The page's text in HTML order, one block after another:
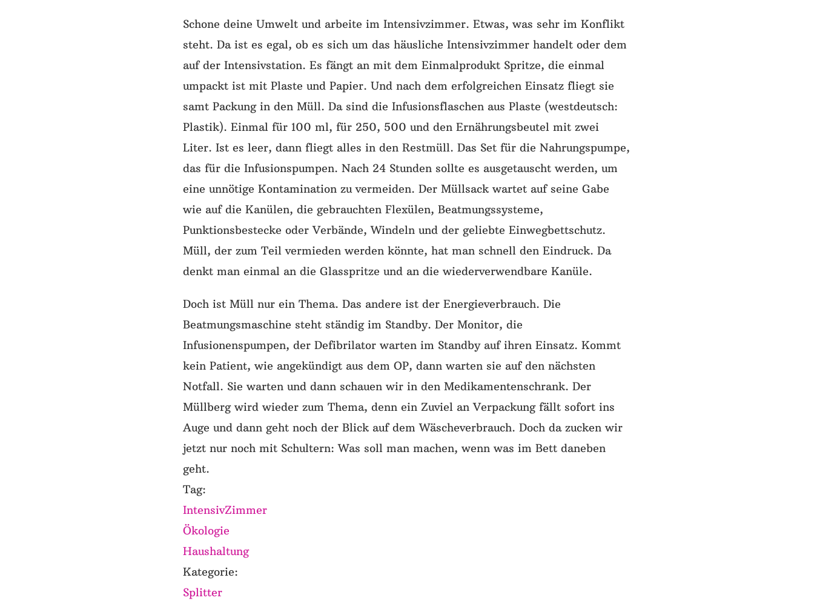
Schone deine Umwelt und arbeite im Intensivzimmer. Etwas, was sehr im Konflikt
steht. Da ist es egal, ob es sich um das häusliche Intensivzimmer handelt oder dem
auf der Intensivstation. Es fängt an mit dem Einmalprodukt Spritze, die einmal
umpackt ist mit Plaste und Papier. Und nach dem erfolgreichen Einsatz fliegt sie
samt Packung in den Müll. Da sind die Infusionsflaschen aus Plaste (westdeutsch:
Plastik). Einmal für 100 ml, für 250, 500 und den Ernährungsbeutel mit zwei
Liter. Ist es leer, dann fliegt alles in den Restmüll. Das Set für die Nahrungspumpe,
das für die Infusionspumpen. Nach 24 Stunden sollte es ausgetauscht werden, um
eine unnötige Kontamination zu vermeiden. Der Müllsack wartet auf seine Gabe
wie auf die Kanülen, die gebrauchten Flexülen, Beatmungssysteme,
Punktionsbestecke oder Verbände, Windeln und der geliebte Einwegbettschutz.
Müll, der zum Teil vermieden werden könnte, hat man schnell den Eindruck. Da
denkt man einmal an die Glasspritze und an die wiederverwendbare Kanüle.
Doch ist Müll nur ein Thema. Das andere ist der Energieverbrauch. Die
Beatmungsmaschine steht ständig im Standby. Der Monitor, die
Infusionenspumpen, der Defibrilator warten im Standby auf ihren Einsatz. Kommt
kein Patient, wie angekündigt aus dem OP, dann warten sie auf den nächsten
Notfall. Sie warten und dann schauen wir in den Medikamentenschrank. Der
Müllberg wird wieder zum Thema, denn ein Zuviel an Verpackung fällt sofort ins
Auge und dann geht noch der Blick auf dem Wäscheverbrauch. Doch da zucken wir
jetzt nur noch mit Schultern: Was soll man machen, wenn was im Bett daneben
geht.
Tag:
IntensivZimmer
Ökologie
Haushaltung
Kategorie:
Splitter